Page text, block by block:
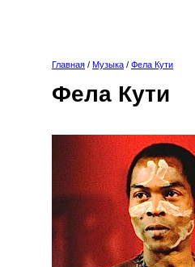
Главная / Музыка / Фела Кути
Фела Кути